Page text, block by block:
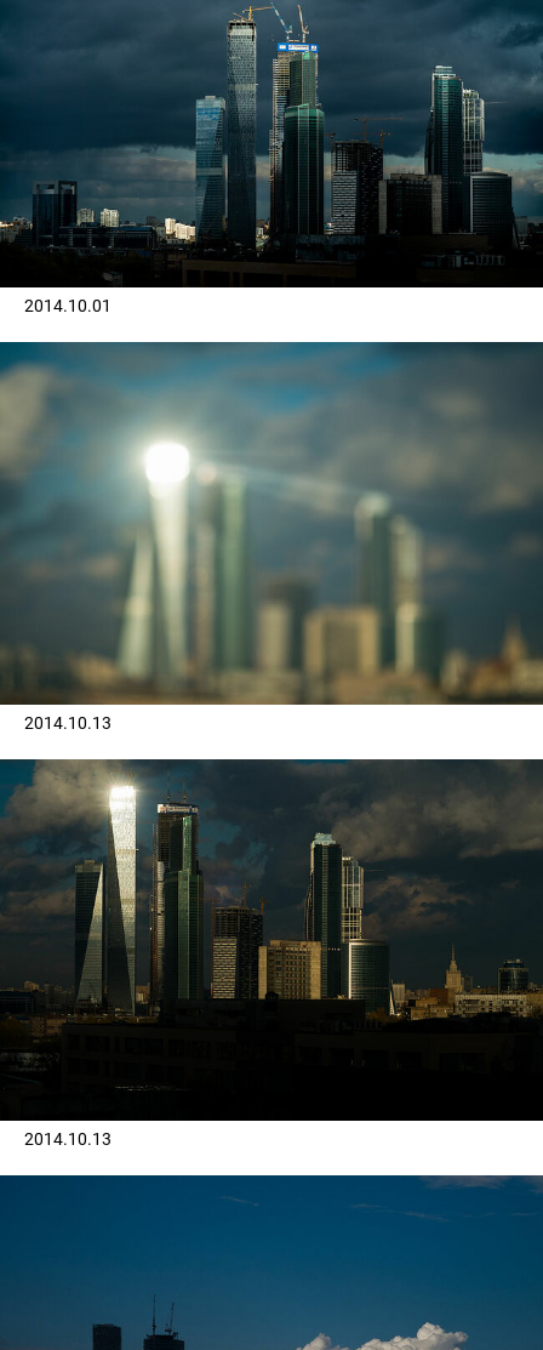
2014.10.01
2014.10.13
2014.10.13